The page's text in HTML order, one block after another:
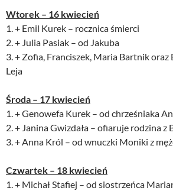
Wtorek – 16 kwiecień
1. + Emil Kurek – rocznica śmierci
2. + Julia Pasiak – od Jakuba
3. + Zofia, Franciszek, Maria Bartnik oraz
Leja
Środa – 17 kwiecień
1. + Genowefa Kurek – od chrześniaka
2. + Janina Gwizdała – ofiaruje rodzina z
3. + Anna Król – od wnuczki Moniki z
Czwartek – 18 kwiecień
1. + Michał Stafiej – od siostrzeńca